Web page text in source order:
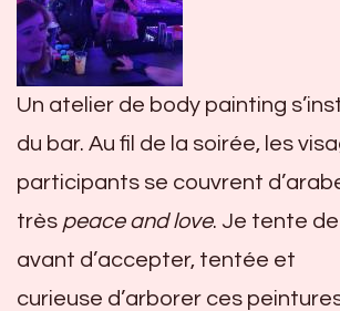
Un atelier de body painting
du bar. Au fil de la soirée, les
participants se couvrent
très peace and love. Je tente
avant d’accepter, tentée et
curieuse d’arborer ces